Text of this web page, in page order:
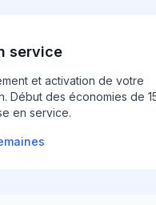
service
et activation de votre
Début des économies de
en service.